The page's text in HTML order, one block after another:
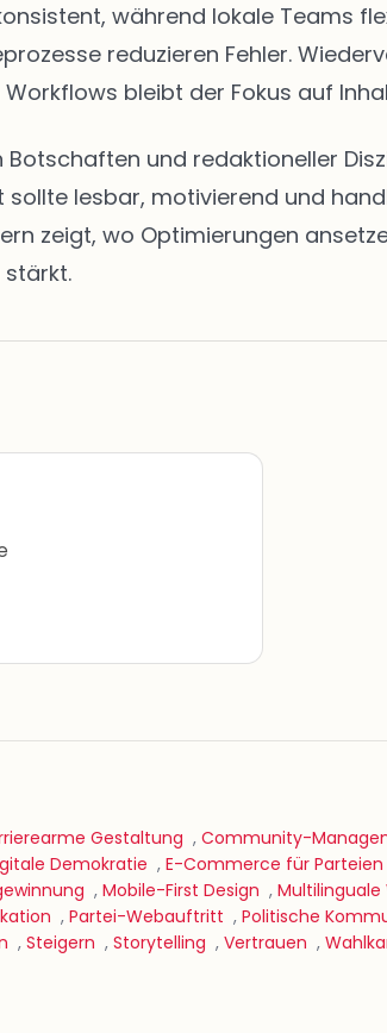
während lokale Teams
reduzieren Fehler.
bleibt der Fokus auf
und redaktioneller
lesbar, motivierend und
zeigt, wo Optimierungen
stärkt.
Gestaltung , Community-
Demokratie , E-Commerce für Parteien
, Mobile-First Design , Multilinguale
, Partei-Webauftritt , Politische
, Steigern , Storytelling , Vertrauen ,